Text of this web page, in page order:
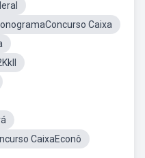
Caixa
CaixaEconô